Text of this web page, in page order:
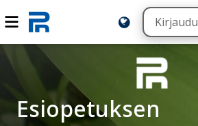
Kirjaudu
Esiopetuksen